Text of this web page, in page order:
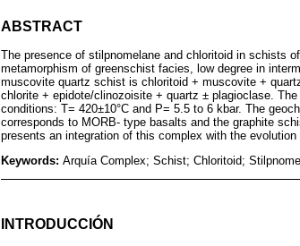
ABSTRACT
The presence of stilpnomelane and chloritoid in schists
metamorphism of greenschist facies, low degree in
muscovite quartz schist is chloritoid + muscovite +
chlorite + epidote/clinozoisite + quartz ± plagioclase.
conditions: T= 420±10°C and P= 5.5 to 6 kbar. The
corresponds to MORB- type basalts and the graphite
presents an integration of this complex with the evolution
Keywords: Arquía Complex; Schist; Chloritoid;
INTRODUCCIÓN